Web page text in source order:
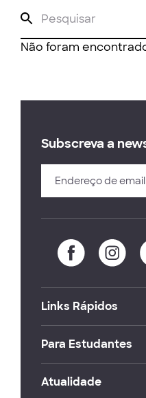
Não foram
Subscreva a
Links Rápidos
Para Estudantes
Atualidade